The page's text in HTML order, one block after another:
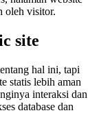
oleh visitor.
site
hal ini, tapi
statis lebih aman
interaksi dan
database dan